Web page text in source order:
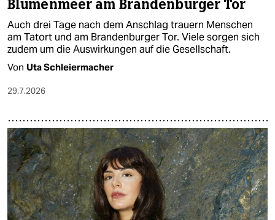
Blumenmeer am Brandenburger Tor
Auch drei Tage nach dem Anschlag trauern Menschen
am Tatort und am Brandenburger Tor. Viele sorgen sich
zudem um die Auswirkungen auf die Gesellschaft.
Von Uta Schleiermacher
29.7.2026